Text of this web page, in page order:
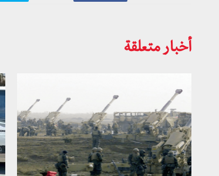
أخبار متعلقة